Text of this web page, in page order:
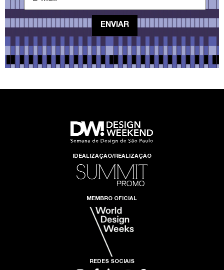
IDEALIZAÇÃO/REALIZAÇÃO
MEMBRO OFICIAL
REDES SOCIAIS